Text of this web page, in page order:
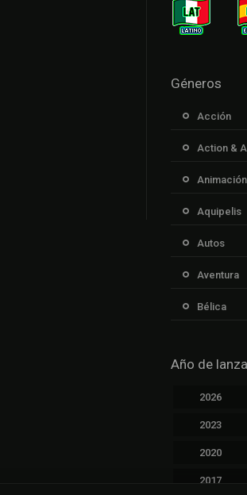
Géneros
Acción
Action &
Animación
Aquipelis
Autos
Aventura
Bélica
Cinetux
Año de
2026
2023
2020
2017